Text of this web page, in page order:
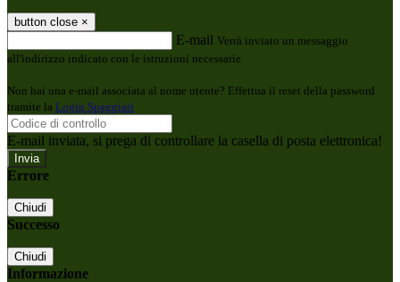
button close ×
E-mail Verrà inviato un messaggio
all'indirizzo indicato con le istruzioni necessarie.
Non hai una e-mail associata al nome utente? Effettua il reset della password
tramite la Login Spaggiari
E-mail inviata, si prega di controllare la casella di posta elettronica!
Errore
Chiudi
Successo
Chiudi
Informazione